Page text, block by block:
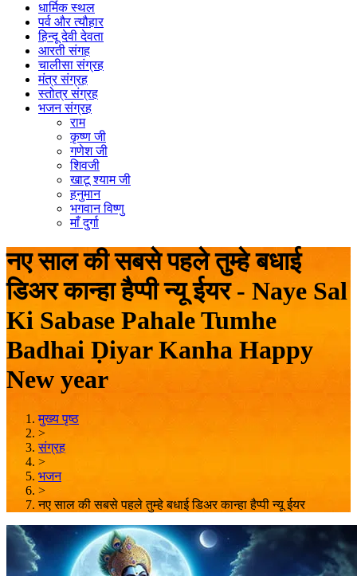
धार्मिक स्थल
पर्व और त्यौहार
हिन्दू देवी देवता
आरती संगह
चालीसा संग्रह
मंत्र संग्रह
स्तोत्र संग्रह
भजन संग्रह
राम
कृष्ण जी
गणेश जी
शिवजी
खाटू श्याम जी
हनुमान
भगवान विष्णु
माँ दुर्गा
नए साल की सबसे पहले तुम्हे बधाई
डिअर कान्हा हैप्पी न्यू ईयर - Naye Sal
Ki Sabase Pahale Tumhe
Badhai Ḍiyar Kanha Happy
New year
मुख्य पृष्ठ
>
संग्रह
>
भजन
>
नए साल की सबसे पहले तुम्हे बधाई डिअर कान्हा हैप्पी न्यू ईयर